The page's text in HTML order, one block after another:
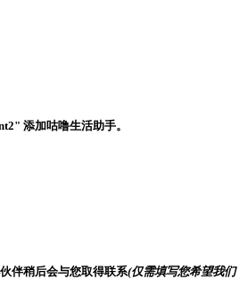
" 添加咕噜生活助手。
伴稍后会与您取得联系(仅需填写您希望我们